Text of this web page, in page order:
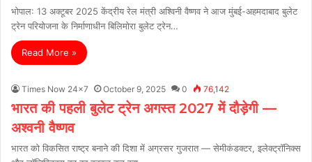
भोपाल: 13 अक्टूबर 2025 केंद्रीय रेल मंत्री अश्विनी वैष्णव ने आज मुंबई-अहमदाबाद बुलेट
ट्रेन परियोजना के निर्माणाधीन बिलिमोरा बुलेट ट्रेन…
Read More »
Times Now 24x7 October 9, 2025 0 76,142
भारत की पहली बुलेट ट्रेन अगस्त 2027 में दौड़ेगी —
अश्वनी वैष्णव
भारत को विकसित राष्ट्र बनाने की दिशा में अग्रसर गुजरात — सेमीकंडक्टर, इलेक्ट्रॉनिक्स